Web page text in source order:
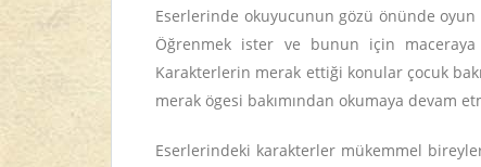
Eserlerinde okuyucunun gözü önünde oyun
Öğrenmek ister ve bunun için maceraya
Karakterlerin merak ettiği konular çocuk
merak ögesi bakımından okumaya devam
Eserlerindeki karakterler mükemmel